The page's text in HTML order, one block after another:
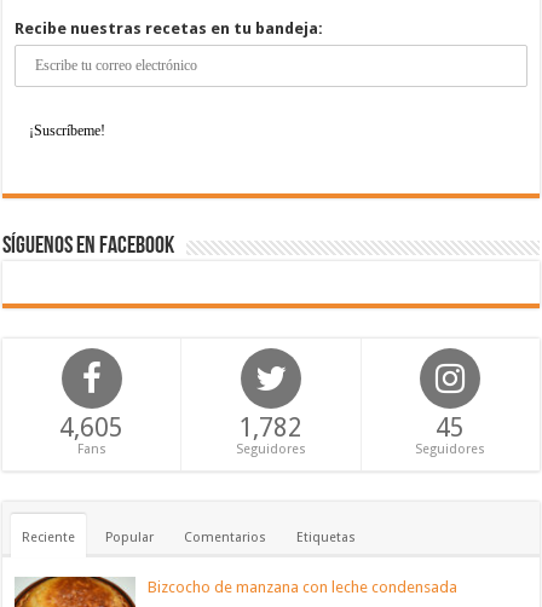
Recibe nuestras recetas en tu bandeja:
Síguenos en Facebook
4,605
Fans
1,782
Seguidores
45
Seguidores
Reciente Popular Comentarios Etiquetas
Bizcocho de manzana con leche condensada